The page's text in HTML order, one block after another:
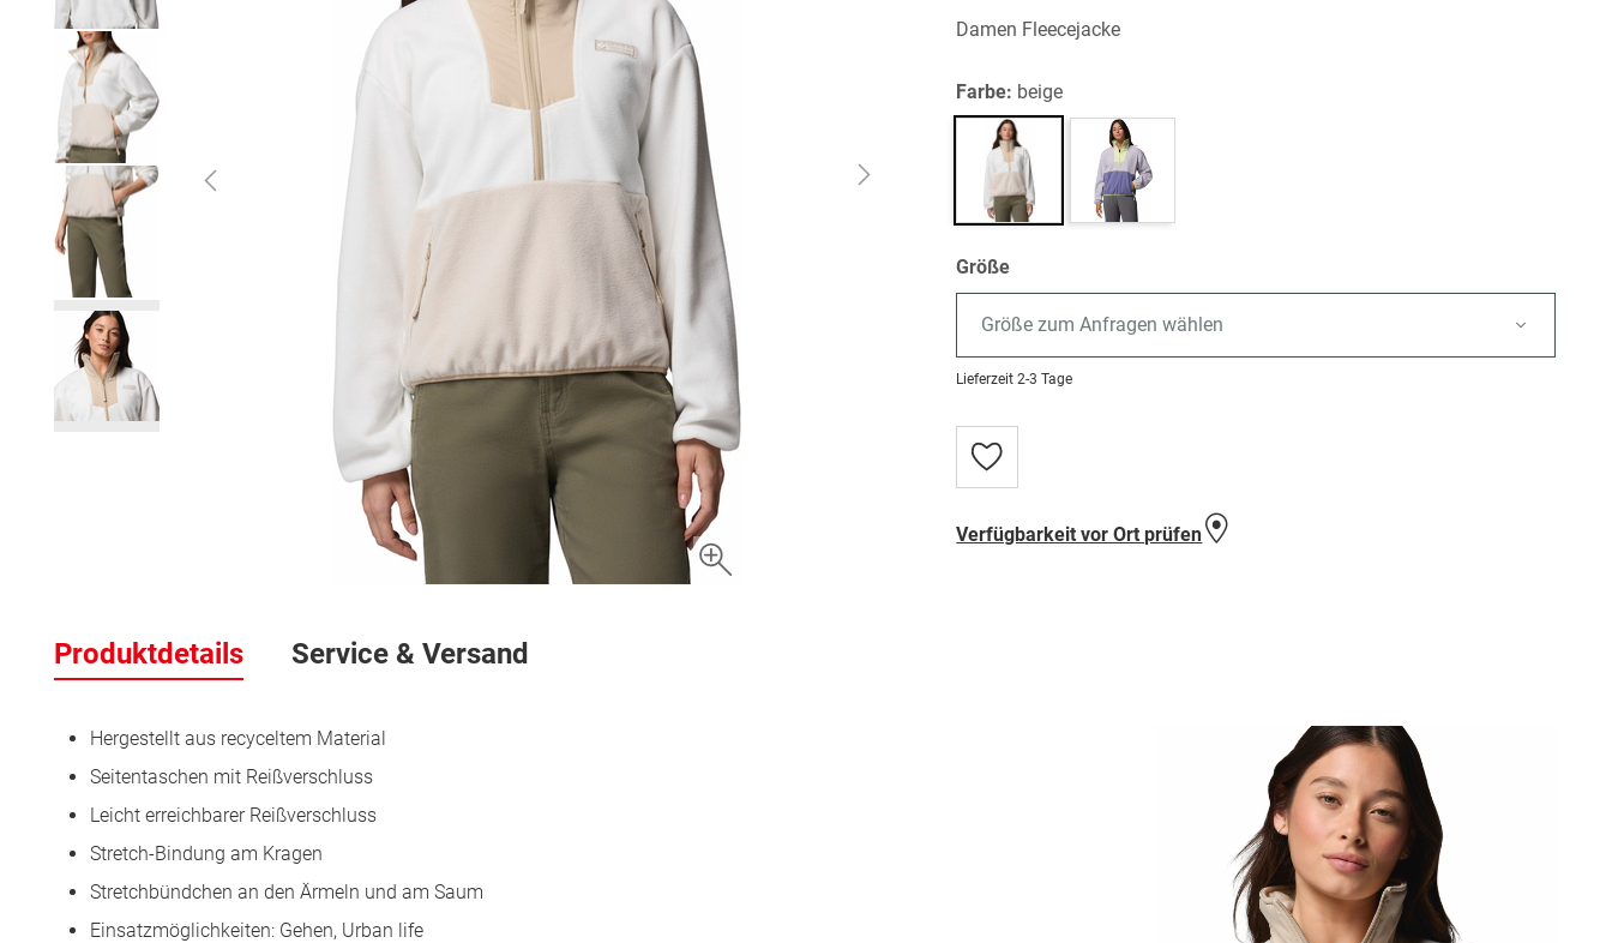
der
Bildergalerie
Damen Fleecejacke
Farbe: beige
Größe
Größe zum Anfragen wählen
Lieferzeit 2-3 Tage
Zur
Wunschliste
Verfügbarkeit vor Ort prüfen
Produktdetails
Hergestellt aus recyceltem Material
Seitentaschen mit Reißverschluss
Leicht erreichbarer Reißverschluss
Stretch-Bindung am Kragen
Stretchbündchen an den Ärmeln und am Saum
Einsatzmöglichkeiten: Gehen, Urban life
Service & Versand